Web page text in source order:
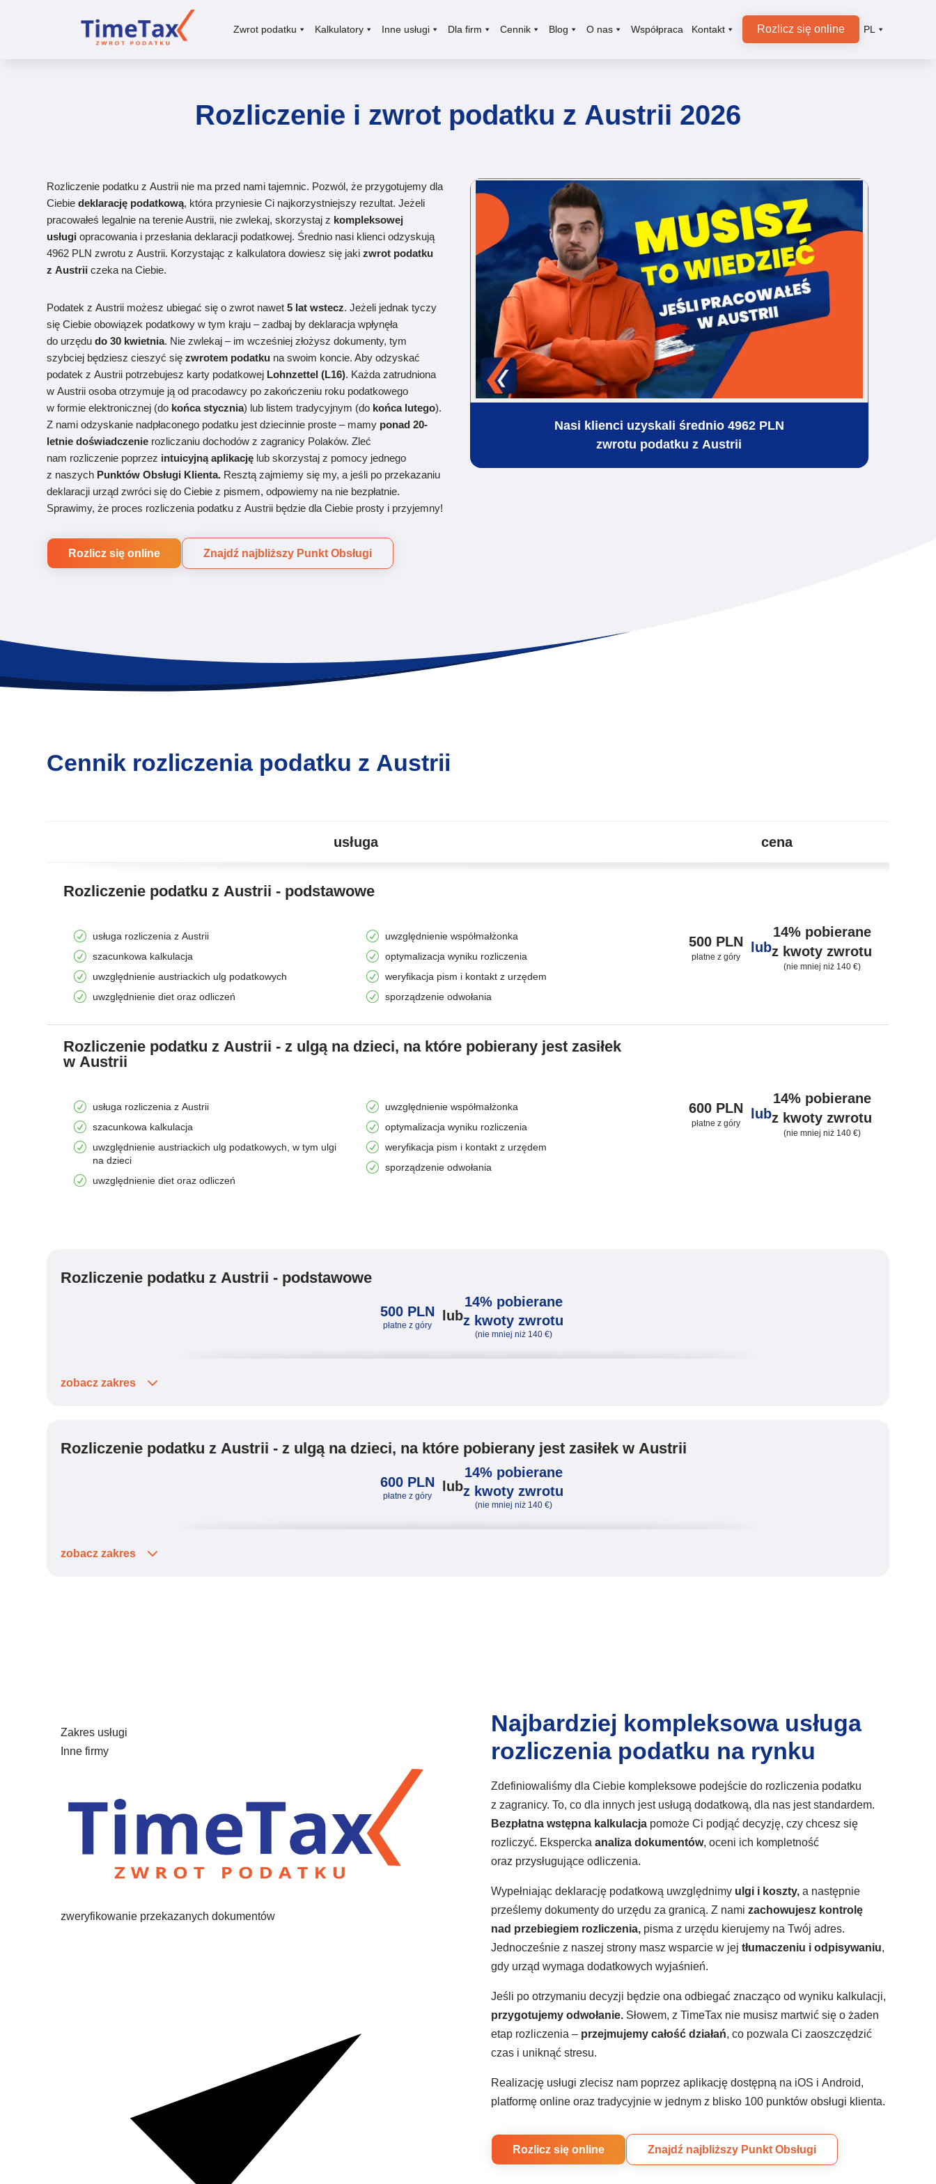
Zwrot podatku Kalkulatory Inne usługi Dla firm Cennik Blog O nas Współpraca Kontakt Rozlicz się online PL
Rozliczenie i zwrot podatku z Austrii 2026
Rozliczenie podatku zAustrii nie ma przed nami tajemnic. Pozwól, że przygotujemy dla
Ciebie deklarację podatkową, która przyniesie Ci najkorzystniejszy rezultat. Jeżeli
pracowałeś legalnie naterenieAustrii, nie zwlekaj, skorzystaj z kompleksowej
usługi opracowania i przesłaniadeklaracji podatkowej. Średnio nasi klienci odzyskują
4962 PLNzwrotu zAustrii. Korzystając z kalkulatora dowiesz się jaki zwrot podatku
zAustrii czeka na Ciebie.
Podatek zAustrii możesz ubiegać się ozwrot nawet 5 lat wstecz. Jeżeli jednak tyczy
się Ciebieobowiązek podatkowy w tym kraju – zadbaj bydeklaracja wpłynęła
do urzędudo 30 kwietnia. Nie zwlekaj – im wcześniej złożysz dokumenty, tym
szybciej będziesz cieszyć się zwrotem podatku na swoim koncie. Aby odzyskać
podatek zAustrii potrzebujesz karty podatkowej Lohnzettel (L16). Każda zatrudniona
wAustrii osoba otrzymuje ją od pracodawcy po zakończeniu roku podatkowego
w formie elektronicznej (do końca stycznia) lub listem tradycyjnym (do końca lutego).
Z nami odzyskanie nadpłaconego podatku jest dziecinnie proste – mamy ponad 20-
letnie doświadczenie rozliczaniu dochodów z zagranicy Polaków. Zleć
nam rozliczenie poprzez intuicyjną aplikację lub skorzystaj z pomocy jednego
z naszych Punktów Obsługi Klienta. Resztą zajmiemy się my, a jeśli po przekazaniu
deklaracji urząd zwróci się do Ciebie z pismem, odpowiemy na nie bezpłatnie.
Sprawimy, że proces rozliczenia podatku zAustrii będzie dla Ciebie prosty i przyjemny!
Rozlicz się online Znajdź najbliższy Punkt Obsługi
Nasi klienci uzyskali średnio 4962 PLN
zwrotu podatku z Austrii
Cennik rozliczenia podatku z Austrii
usługa cena
Rozliczenie podatku z Austrii - podstawowe
usługa rozliczenia z Austrii
szacunkowa kalkulacja
uwzględnienie austriackich ulg podatkowych
uwzględnienie diet oraz odliczeń
uwzględnienie współmałżonka
optymalizacja wyniku rozliczenia
weryfikacja pism i kontakt z urzędem
sporządzenie odwołania
500 PLN
płatne z góry
lub
14% pobierane
z kwoty zwrotu
(nie mniej niż 140 €)
Rozliczenie podatku z Austrii - z ulgą na dzieci, na które pobierany jest zasiłek
w Austrii
usługa rozliczenia z Austrii
szacunkowa kalkulacja
uwzględnienie austriackich ulg podatkowych, w tym ulgi
na dzieci
uwzględnienie diet oraz odliczeń
uwzględnienie współmałżonka
optymalizacja wyniku rozliczenia
weryfikacja pism i kontakt z urzędem
sporządzenie odwołania
600 PLN
płatne z góry
lub
14% pobierane
z kwoty zwrotu
(nie mniej niż 140 €)
Rozliczenie podatku z Austrii - podstawowe
500 PLN
płatne z góry
lub
14% pobierane
z kwoty zwrotu
(nie mniej niż 140 €)
zobacz zakres
uwzględnienie austriackich ulg podatkowych
sporządzenie odwołania
Rozliczenie podatku z Austrii - z ulgą na dzieci, na które pobierany jest zasiłek w Austrii
600 PLN
płatne z góry
lub
14% pobierane
z kwoty zwrotu
(nie mniej niż 140 €)
zobacz zakres
Zakres usługi
Inne firmy
zweryfikowanie przekazanych dokumentów
Najbardziej kompleksowa usługa
rozliczenia podatku na rynku
Zdefiniowaliśmy dla Ciebie kompleksowe podejście do rozliczenia podatku
z zagranicy. To, co dla innych jest usługą dodatkową, dla nas jest standardem.
Bezpłatna wstępna kalkulacja pomoże Ci podjąć decyzję, czy chcesz się
rozliczyć. Eksperckaanaliza dokumentów, oceni ich kompletność
oraz przysługujące odliczenia.
Wypełniając deklarację podatkową uwzględnimy ulgi i koszty,a następnie
prześlemy dokumenty do urzędu za granicą. Z namizachowujesz kontrolę
nad przebiegiem rozliczenia, pisma z urzędu kierujemy na Twój adres.
Jednocześnie z naszej strony masz wsparcie w jejtłumaczeniu i odpisywaniu,
gdy urząd wymaga dodatkowych wyjaśnień.
Jeśli po otrzymaniu decyzji będzie ona odbiegać znacząco od wyniku kalkulacji,
przygotujemy odwołanie. Słowem, z TimeTax nie musisz martwić się o żaden
etap rozliczenia – przejmujemy całość działań, co pozwala Ci zaoszczędzić
czas i uniknąć stresu.
Realizację usługi zlecisz nam poprzez aplikację dostępną na iOS i Android,
platformę online oraz tradycyjnie w jednym z blisko 100 punktów obsługi klienta.
Rozlicz się online Znajdź najbliższy Punkt Obsługi